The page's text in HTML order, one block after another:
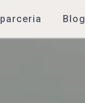
Blog